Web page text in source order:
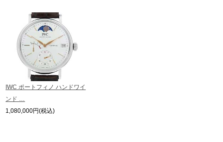
For Overseas Customers
English
繁體中文
ภาษาไทย
IWC ポートフィノ ハンドワイ
ンド …
1,080,000円(税込)